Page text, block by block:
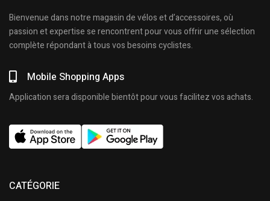
Bienvenue dans notre magasin de vélos et d’accessoires, où
passion et expertise se rencontrent pour vous offrir une sélection
complète répondant à tous vos besoins cyclistes.
Mobile Shopping Apps
Application sera disponible bientôt pour vous facilitez vos achats.
CATÉGORIE